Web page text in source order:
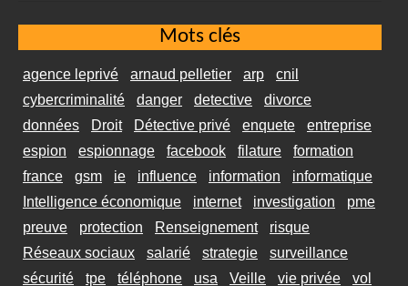
Mots clés
agence leprivé arnaud pelletier arp
cnil
cybercriminalité
danger detective
divorce
données
Droit Détective privé enquete
entreprise
espion
espionnage facebook filature
formation
france
gsm ie influence information
informatique
Intelligence économique
internet investigation
pme
preuve
protection Renseignement
risque
Réseaux sociaux
salarié strategie
surveillance
sécurité
tpe téléphone usa Veille vie privée vol